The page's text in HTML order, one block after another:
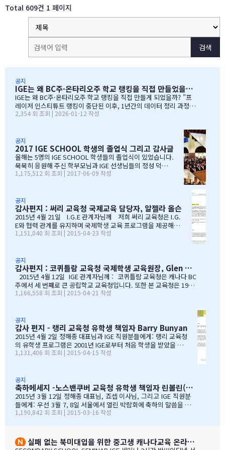
Total 609건 1 페이지
검색
공지
IGE는 왜 BC주·온타리오주 학교 랭킹을 직접 만들었을까?
IGE는 왜 BC주·온타리오주 학교 랭킹을 직접 만들게 되었을까? "프
레이저 인스티튜트 랭킹이 중단된 이후, 1년간의 데이터 정리 과정을
공유합니다" 처음부터 랭킹을 만들려던 건 아니었습니다 IGE도 그동
er Institute)의 랭킹을 참고해왔습니다. 학교 상담 시 참고 자료로
활용하기 좋았습니다. 그런데 문제가 생겼습니다. BC주 세컨더리 랭
킹이 지난 7~8년 동안 업데이트되지 않고 있었습니다. 최근 자료로 B
C주 세컨더리 학교들의 현황을 파악하고 싶었는데, 참고할 만한 데이
터가 없어 어려움이 있었습니다. 그래서 직접 자료를 찾아보기 시작
했습니다. '혹시 어딘가에 최신 학업 데이터가 있지 않을까?' 하는 마
2,354 회 조회 | 2026-01-12 작성
공지
2017 IGE SCHOOL 학생의 졸업식 그리고 감사글
올해는 5명의 IGE SCHOOL 학생들의 졸업식이 있었습니다.
묵묵히 응원해 주신 학부모님과 IGE 선생님들의 정성 덕에
모두 원하는 대학에 진학을 하게 되었음을 진심으로 감사드
1:52 39 읽음 한국시간으로 오늘 저녁 st.john졸업식이 시
작됩니다.오늘 졸업식에는 개인적인 사정으로 함께하지 못
하지만아쉬운 마음을 담아 함께 축하의 인사를 전합니다.오
늘 졸업식이 아이들만의 졸업식이 아닌몇년동안 저희 부모
를 대신해 앞장 서 이끌어 주신선생님들의 졸업식이라 해도
나조카처럼 야단도치시고 때로는 버릇없이 한 행동들에도너
그러이 이해해주신 조셉이사님,아이들의 구멍난 빈 자리를
말없이…
1,175,512 회 조회 | 2017-06-09 작성
공지
감사편지 : 써리 교육청 국제교육 담당자, 알젤라 올슨
2015년 4월 21일 I.G.E 관계자님께 저희 써리 교육청은 I.G.
E와 협력 관계를 유지하며 국제학생 교육 프로그램을 제공해올
수 있음에 만족하고 있습니다. I.G.E는 지난 10년간 써리 교육
수 있도록 많은 도움을 주었습니다. 특별히 정해종 대표님을 비
롯한 많은 I.G.E의 직원 여러분께서 종합적인 오리엔테이션과
정착서비스, 방과후 프로그램, 홈스테이 프로그램을 비롯한 다
양한 서비스를 제공해 주시는 등 물심양면의 지원을 해주셨습
니다. 이 같은 집중적 학습관리와 준비 프로그램, 그리고 지속
써리로의 유학을 희망하는 국제학생들을 위해 I.G.E와 협력 관
계를 유지해나갈 수 있…
1,151,040 회 조회 | 2015-04-23 작성
공지
감사편지 : 코퀴틀람 교육청 국제학생 교육원장, Glen Conley
2015년 4월 12일 IGE 관계자님께 : 코퀴틀람 교육청은 캐나다 BC
주에서 세 번째로 큰 공립학교 교육청입니다. 또한 본 교육청은 1999
년부터 ‘국제학생 프로그램’을 제공해왔으며, 현재 캐나다에서 가장
때문에 이루어낼 수 있었던 것이라고 생각합니다. 코퀴틀람 교육청
이 IGE를 통해 국제학생 프로그램을 제공해 온지도 10년이 되어갑니
다. 그리고 이렇게 긴 시간 동안 많은 가족과 학생들이 캐나다에 잘
정착하여 공부할 수 있었던 데에는, 정해종 대표님을 비롯하여 모든 I
GE 직원의 헌신적인 노력이 있었음을 잘 알고 있습니다. 우리는 IGE
1,166,558 회 조회 | 2015-04-21 작성
공지
감사 편지 - 랭리 교육청 유학생 책임자 Barry Bunyan
2015년 4월 2일 정해종 대표님과 IGE 직원분들에게: 랭리 교육청
의 유학생 프로그램은 2001년 IGE로부터 처음 학생을 받았을 때
부터 IGE와 오랜 시간동안 신뢰있는 관계로 좋은 시간을 보내왔습
람회에 참가하길 고대합니다. IGE 직원들은 조직 기술과 정보의
상세함, 그리고 테이블에 앉아 학부모님들과 소통할 때 IGE 통역
사 분들의 친절함과 지지적인 태도는 저에게 지속적으로 깊은 인
상을 줍니다. 랭리는 한국인 가족들이 해외 유학지로 고려할 핵심
유학 지역이 되었습니다. 우리는 서울에 다른 유학원들과도 파트
리의 학교들로 즐겁게 맞이할 수 있었습니다. IGE 직원분들과 함
께 협력하여 일하는 과정을 통해 우리는 한국 사…
1,131,406 회 조회 | 2015-04-15 작성
공지
축하메세지 -노스밴쿠버 교육청 유학생 책임자 린볼린(Lynne Bolen) 편지
2015년 3월 12일 정해종 대표님, 죠셉 이사님, 그리고 IGE 직원분
들에게: 우선 3월 7, 8일 서울에서 열린 박람회에 축하의 말씀을 전
합니다. 이 틀간의 박람회를 개최하는 동안 많은 관심을 보여준 한국
박람회에 참가한 모든 교육청들에게도 이와 같은 좋은 일이 있기를
바랍니다. 과거에 박람회 때마다 통역관을 배치해 주신 것에 대해 감
1,190,842 회 조회 | 2015-03-16 작성
실패 없는 북미대입을 위한 중고생 캐나다교육 온라인 ZOOM 설명회 8월 27일(목)